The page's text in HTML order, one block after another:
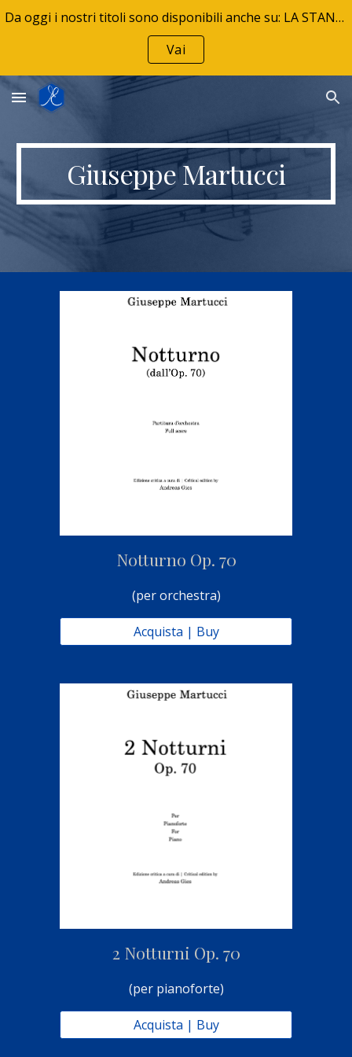
Skip to main content
Da oggi i nostri titoli sono disponibili anche su: LA STANZA DELLA MUSICA - La tua libreria musicale
Vai
Giuseppe Martucci
Notturno Op. 70
(per orchestra)
Acquista | Buy
2 Notturni Op. 70
(per pianoforte)
Acquista | Buy